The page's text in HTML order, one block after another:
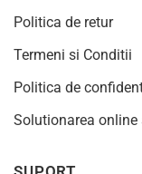
Politica de retur
Termeni si Conditii
Politica de
Solutionarea